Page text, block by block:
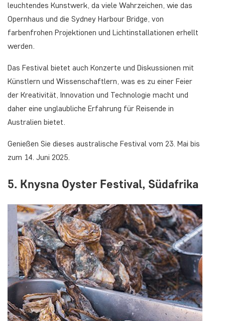
leuchtendes Kunstwerk, da viele Wahrzeichen, wie das
Opernhaus und die Sydney Harbour Bridge, von
farbenfrohen Projektionen und Lichtinstallationen erhellt
werden.
Das Festival bietet auch Konzerte und Diskussionen mit
Künstlern und Wissenschaftlern, was es zu einer Feier
der Kreativität, Innovation und Technologie macht und
daher eine unglaubliche Erfahrung für Reisende in
Australien bietet.
Genießen Sie dieses australische Festival vom 23. Mai bis
zum 14. Juni 2025.
5. Knysna Oyster Festival, Südafrika